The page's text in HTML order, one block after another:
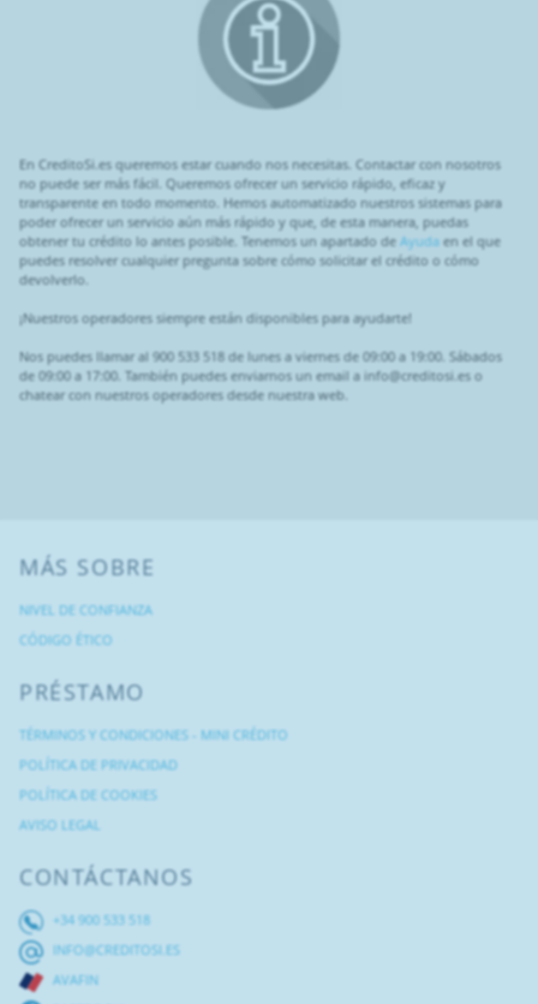
En CreditoSi.es queremos estar cuando nos necesitas. Contactar con nosotros
no puede ser más fácil. Queremos ofrecer un servicio rápido, eficaz y
transparente en todo momento. Hemos automatizado nuestros sistemas para
poder ofrecer un servicio aún más rápido y que, de esta manera, puedas
obtener tu crédito lo antes posible. Tenemos un apartado de Ayuda en el que
puedes resolver cualquier pregunta sobre cómo solicitar el crédito o cómo
devolverlo.
¡Nuestros operadores siempre están disponibles para ayudarte!
Nos puedes llamar al 900 533 518 de lunes a viernes de 09:00 a 19:00. Sábados
de 09:00 a 17:00. También puedes enviarnos un email a info@creditosi.es o
chatear con nuestros operadores desde nuestra web.
MÁS SOBRE
NIVEL DE CONFIANZA
CÓDIGO ÉTICO
PRÉSTAMO
TÉRMINOS Y CONDICIONES - MINI CRÉDITO
POLÍTICA DE PRIVACIDAD
POLÍTICA DE COOKIES
AVISO LEGAL
CONTÁCTANOS
+34 900 533 518
INFO@CREDITOSI.ES
AVAFIN